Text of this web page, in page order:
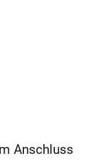
Anschluss